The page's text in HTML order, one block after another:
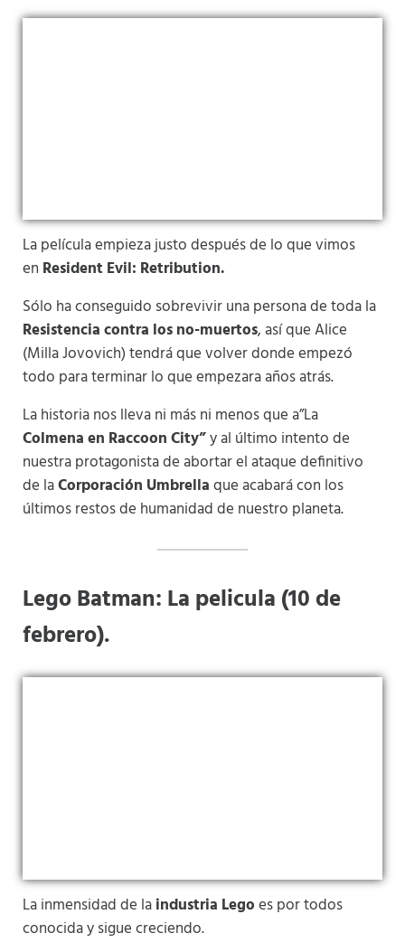
La película empieza justo después de lo que vimos
en Resident Evil: Retribution.
Sólo ha conseguido sobrevivir una persona de toda la
Resistencia contra los no-muertos, así que Alice
(Milla Jovovich) tendrá que volver donde empezó
todo para terminar lo que empezara años atrás.
La historia nos lleva ni más ni menos que a”La
Colmena en Raccoon City”y al último intento de
nuestra protagonista de abortar el ataque definitivo
de laCorporación Umbrellaque acabará con los
últimos restos de humanidad de nuestro planeta.
Lego Batman: La pelicula (10 de
febrero).
La inmensidad de laindustria Legoes por todos
conocida y sigue creciendo.